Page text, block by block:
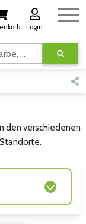
Login
Suchen nach Kategorie, Name, Stichwort, Farbe, usw.
den verschiedenen